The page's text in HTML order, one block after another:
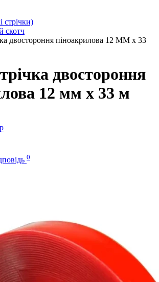
стрічки)
скотч
двостороння піноакрилова 12 ММ х 33
двостороння
12 мм х 33 м
0